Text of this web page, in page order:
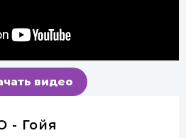
видео
- Гойя